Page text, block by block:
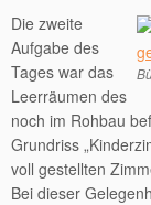
Die zweite
Aufgabe des
Tages war das
Leerräumen des
noch im Rohbau
Grundriss
voll gestellten
Bei dieser